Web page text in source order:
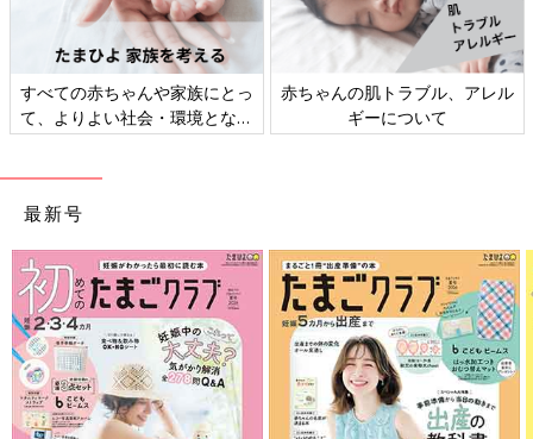
にいどゆうさん(@ineedyou31219)がシェアした投稿-2019年 5月月26日午後9時00分PDT
すべての赤ちゃんや家族にとっ
て、よりよい社会・環境となる
ことをめざしてさまざまな課題
赤ちゃんの肌トラブル、アレル
ギーについて
最新号